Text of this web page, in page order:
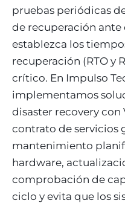
pruebas periódicas
de recuperación ante
establezca los
recuperación (RTO y
crítico. En Impulso
implementamos
disaster recovery con
contrato de servicios
mantenimiento
hardware,
comprobación de
ciclo y evita que los